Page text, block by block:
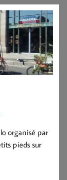
organisé par
pieds sur